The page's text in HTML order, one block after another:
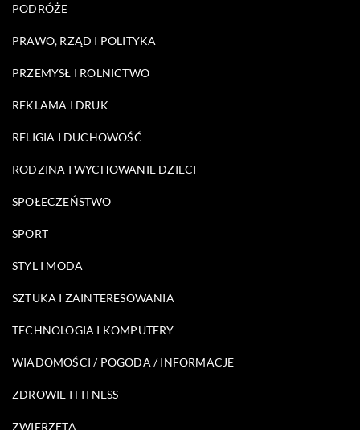
PODRÓŻE
PRAWO, RZĄD I POLITYKA
PRZEMYSŁ I ROLNICTWO
REKLAMA I DRUK
RELIGIA I DUCHOWOŚĆ
RODZINA I WYCHOWANIE DZIECI
SPOŁECZEŃSTWO
SPORT
STYL I MODA
SZTUKA I ZAINTERESOWANIA
TECHNOLOGIA I KOMPUTERY
WIADOMOŚCI / POGODA / INFORMACJE
ZDROWIE I FITNESS
ZWIERZĘTA